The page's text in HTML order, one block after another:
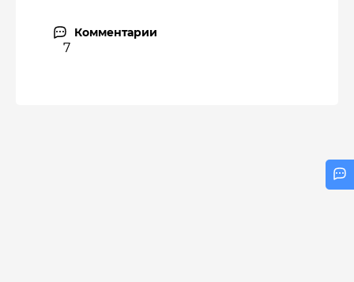
Комментарии
7